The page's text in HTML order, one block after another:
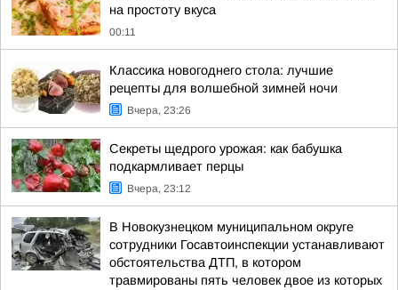
на простоту вкуса
00:11
Классика новогоднего стола: лучшие
рецепты для волшебной зимней ночи
Вчера, 23:26
Секреты щедрого урожая: как бабушка
подкармливает перцы
Вчера, 23:12
В Новокузнецком муниципальном округе
сотрудники Госавтоинспекции устанавливают
обстоятельства ДТП, в котором
травмированы пять человек двое из которых